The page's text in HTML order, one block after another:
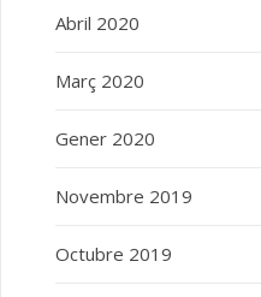
Abril 2020
Març 2020
Gener 2020
Novembre 2019
Octubre 2019